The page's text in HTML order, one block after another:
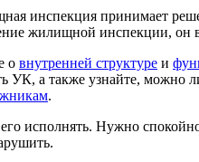
инспекция принимает
жилищной инспекции, он
о внутренней структуре и
УК, а также узнайте, можно
.
исполнять. Нужно